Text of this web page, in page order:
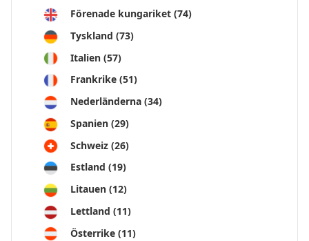
Förenade kungariket (74)
Tyskland (73)
Italien (57)
Frankrike (51)
Nederländerna (34)
Spanien (29)
Schweiz (26)
Estland (19)
Litauen (12)
Lettland (11)
Österrike (11)